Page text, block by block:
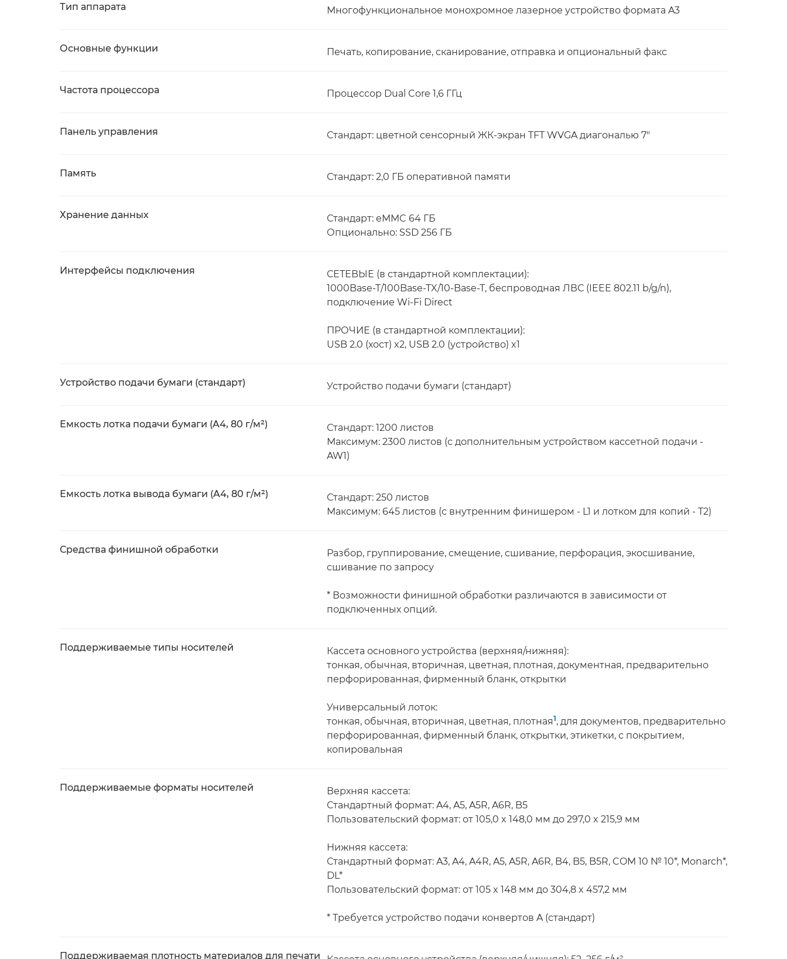
Тип аппарата Многофункциональное монохромное лазерное устройство формата A3
Основные функции Печать, копирование, сканирование, отправка и опциональный факс
Частота процессора Процессор Dual Core 1,6 ГГц
Панель управления Стандарт: цветной сенсорный ЖК-экран TFT WVGA диагональю 7"
Память Стандарт: 2,0 ГБ оперативной памяти
Хранение данных
Стандарт: eMMC 64 ГБ
Опционально: SSD 256 ГБ
Интерфейсы подключения
СЕТЕВЫЕ (в стандартной комплектации):
1000Base-T/100Base-TX/10-Base-T, беспроводная ЛВС (IEEE 802.11 b/g/n),
подключение Wi-Fi Direct
ПРОЧИЕ (в стандартной комплектации):
USB 2.0 (хост) x2, USB 2.0 (устройство) x1
Устройство подачи бумаги (стандарт) Устройство подачи бумаги (стандарт)
Емкость лотка подачи бумаги (A4, 80 г/м²)
Стандарт: 1200 листов
Максимум: 2300 листов (с дополнительным устройством кассетной подачи -
AW1)
Емкость лотка вывода бумаги (A4, 80 г/м²)
Стандарт: 250 листов
Максимум: 645 листов (с внутренним финишером - L1 и лотком для копий - T2)
Средства финишной обработки
Разбор, группирование, смещение, сшивание, перфорация, экосшивание,
сшивание по запросу
* Возможности финишной обработки различаются в зависимости от
подключенных опций.
Поддерживаемые типы носителей
Кассета основного устройства (верхняя/нижняя):
тонкая, обычная, вторичная, цветная, плотная, документная, предварительно
перфорированная, фирменный бланк, открытки
Универсальный лоток:
тонкая, обычная, вторичная, цветная, плотная1, для документов, предварительно
перфорированная, фирменный бланк, открытки, этикетки, с покрытием,
копировальная
Поддерживаемые форматы носителей
Верхняя кассета:
Стандартный формат: A4, A5, A5R, A6R, B5
Пользовательский формат: от 105,0 x 148,0 мм до 297,0 x 215,9 мм
Нижняя кассета:
Стандартный формат: A3, A4, A4R, A5, A5R, A6R, B4, B5, B5R, COM 10 № 10*, Monarch*,
DL*
Пользовательский формат: от 105 x 148 мм до 304,8 x 457,2 мм
* Требуется устройство подачи конвертов A (стандарт)
Поддерживаемая плотность материалов для печати